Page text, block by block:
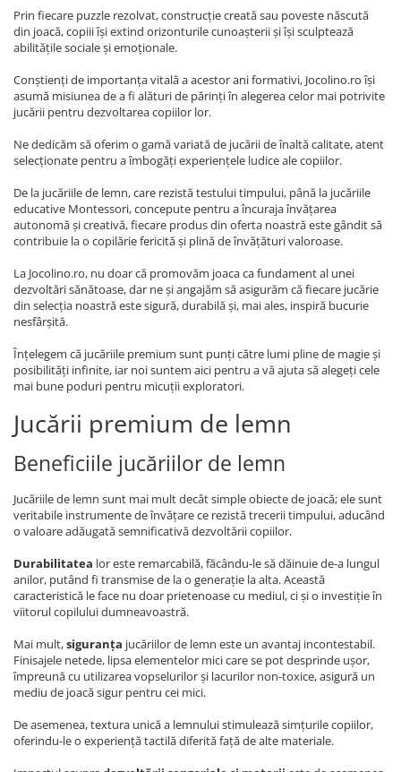
Prin fiecare puzzle rezolvat, construcție creată sau poveste născută
din joacă, copiii își extind orizonturile cunoașterii și își sculptează
abilitățile sociale și emoționale.
Conștienți de importanța vitală a acestor ani formativi, Jocolino.ro își
asumă misiunea de a fi alături de părinți în alegerea celor mai potrivite
jucării pentru dezvoltarea copiilor lor.
Ne dedicăm să oferim o gamă variată de jucării de înaltă calitate, atent
selecționate pentru a îmbogăți experiențele ludice ale copiilor.
De la jucăriile de lemn, care rezistă testului timpului, până la jucăriile
educative Montessori, concepute pentru a încuraja învățarea
autonomă și creativă, fiecare produs din oferta noastră este gândit să
contribuie la o copilărie fericită și plină de învățături valoroase.
La Jocolino.ro, nu doar că promovăm joaca ca fundament al unei
dezvoltări sănătoase, dar ne și angajăm să asigurăm că fiecare jucărie
din selecția noastră este sigură, durabilă și, mai ales, inspiră bucurie
nesfârșită.
Înțelegem că jucăriile premium sunt punți către lumi pline de magie și
posibilități infinite, iar noi suntem aici pentru a vă ajuta să alegeți cele
mai bune poduri pentru micuții exploratori.
Jucării premium de lemn
Beneficiile jucăriilor de lemn
Jucăriile de lemn sunt mai mult decât simple obiecte de joacă; ele sunt
veritabile instrumente de învățare ce rezistă trecerii timpului, aducând
o valoare adăugată semnificativă dezvoltării copiilor.
Durabilitatea lor este remarcabilă, făcându-le să dăinuie de-a lungul
anilor, putând fi transmise de la o generație la alta. Această
caracteristică le face nu doar prietenoase cu mediul, ci și o investiție în
viitorul copilului dumneavoastră.
Mai mult,siguranța jucăriilor de lemn este un avantaj incontestabil.
Finisajele netede, lipsa elementelor mici care se pot desprinde ușor,
împreună cu utilizarea vopselurilor și lacurilor non-toxice, asigură un
mediu de joacă sigur pentru cei mici.
De asemenea, textura unică a lemnului stimulează simțurile copiilor,
oferindu-le o experiență tactilă diferită față de alte materiale.